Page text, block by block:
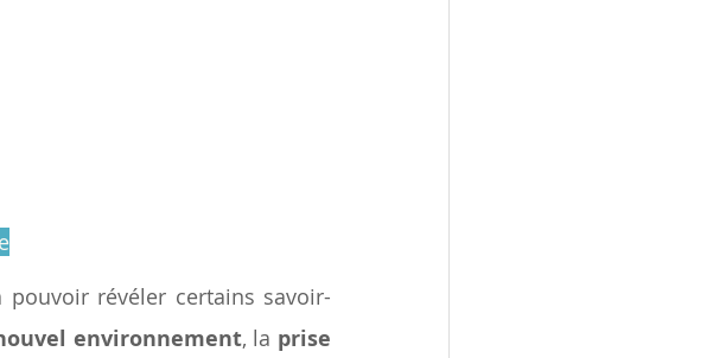
pouvoir révéler certains savoir-
environnement, la prise